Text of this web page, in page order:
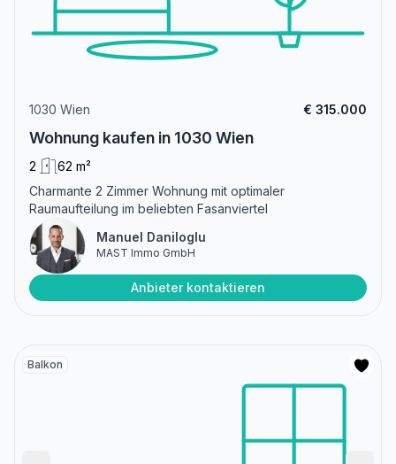
1030 Wien € 315.000
Wohnung kaufen in 1030 Wien
2
62 m²
Charmante 2 Zimmer Wohnung mit optimaler
Raumaufteilung im beliebten Fasanviertel
Manuel Daniloglu
MAST Immo GmbH
Anbieter kontaktieren
Balkon